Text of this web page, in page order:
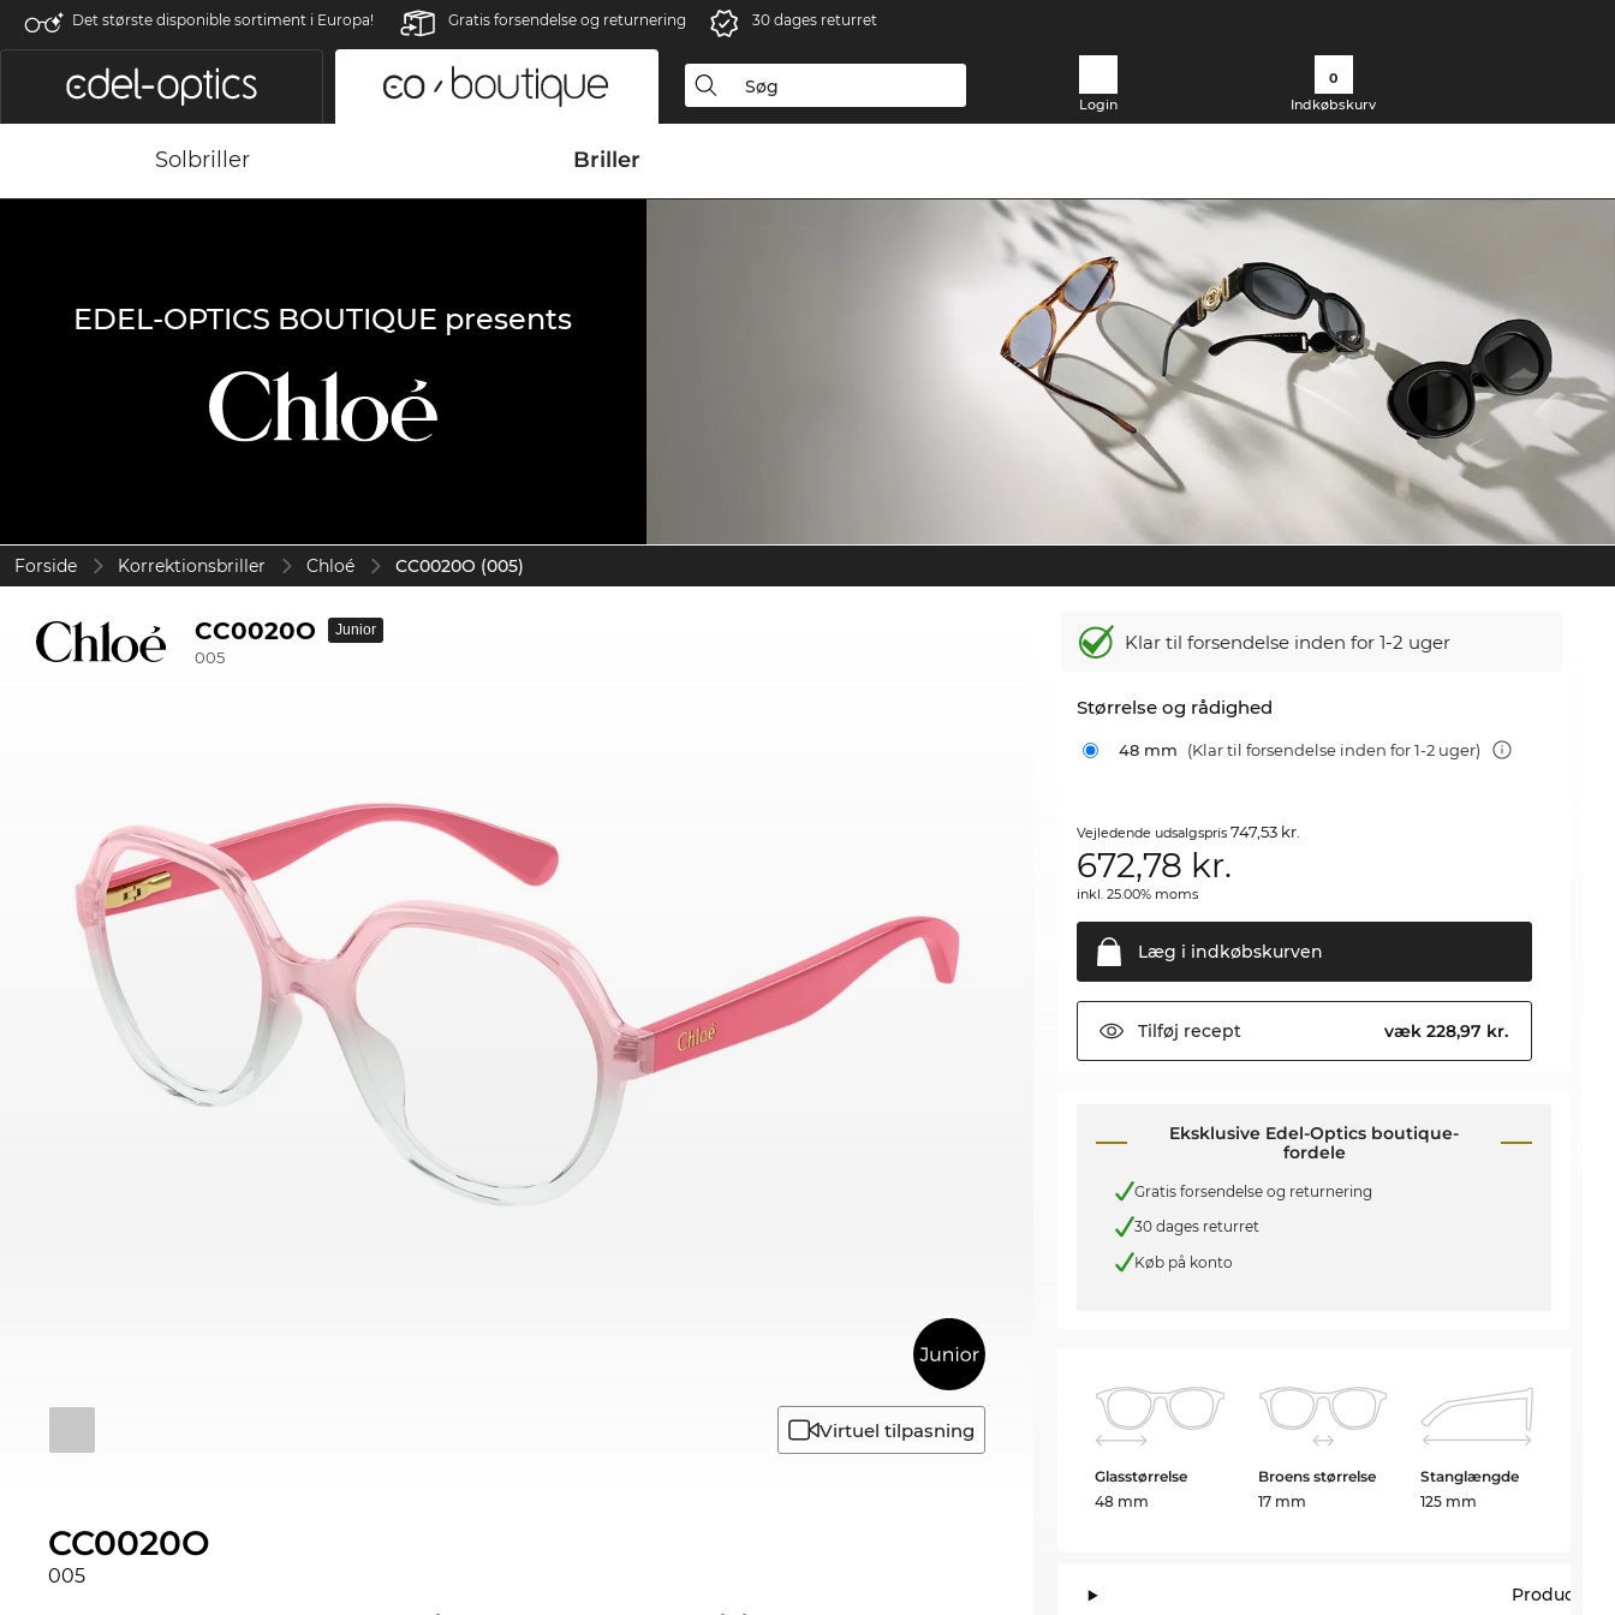
Det største disponible sortiment i Europa! Gratis forsendelse og returnering 30 dages returret
Login
0
Indkøbskurv
Solbriller Briller
EDEL-OPTICS BOUTIQUE presents
Forside Korrektionsbriller Chloé CC0020O (005)
CC0020O
005
Junior
Virtuel tilpasning
CC0020O
005
Klar til forsendelse inden for 1-2 uger
Størrelse og rådighed
48 mm (Klar til forsendelse inden for 1-2 uger)
Vejledende udsalgspris747,53 kr.
672,78 kr.
inkl. 25.00% moms
Læg i indkøbskurven
Tilføj recept væk 228,97 kr.
Eksklusive Edel-Optics boutique-
fordele
Gratis forsendelse og returnering
30 dages returret
Køb på konto
Glasstørrelse
48 mm
Broens størrelse
17 mm
Stanglængde
125 mm